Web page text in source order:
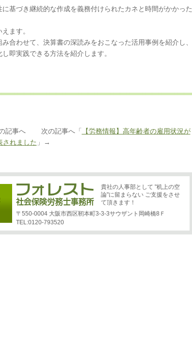
基づき継続的な作成を義務付けられたカネと時間がかかった
ます。
合わせて、決算書の深読みをおこなった活用事例を紹介し、
即実践できる方法を紹介します。
の記事へ 次の記事へ「
【労務情報】高年齢者の雇用状況が
されました 」→
貴社の人事部として "机上の空
論"に留まらない ご支援をさせ
て頂きます！
〒550-0004 大阪市西区靭本町3-3-3サウザント岡崎橋8Ｆ
TEL:0120-793520